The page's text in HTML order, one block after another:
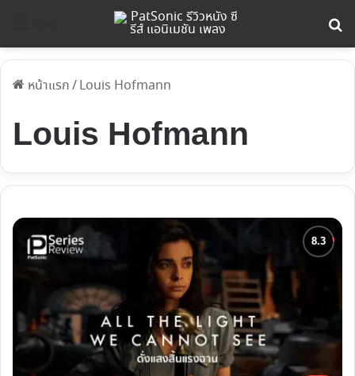
หน้าแรก/Louis Hofmann
Louis Hofmann